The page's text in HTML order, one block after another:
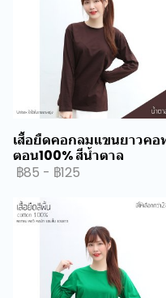
เสื้อยืดคอกลมแขนยาวคอ
ตอน100% สีน้ำตาล
฿85 - ฿125